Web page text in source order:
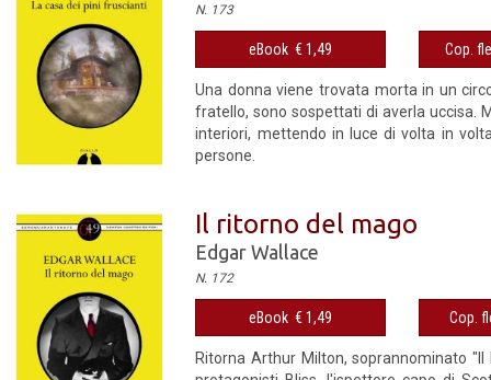
N. 173
eBook € 1,49 Cop.
Una donna viene trovata morta in un
fratello, sono sospettati di averla uccisa.
interiori, mettendo in luce di volta in
persone.
Il ritorno del mago
Edgar Wallace
N. 172
eBook € 1,49 Cop.
Ritorna Arthur Milton, soprannominato